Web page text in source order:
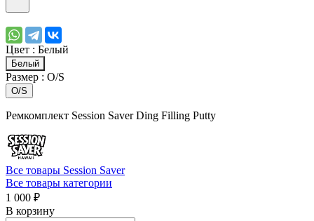
Цвет : Белый
Белый
Размер : O/S
O/S
Ремкомплект Session Saver Ding Filling Putty
Все товары Session Saver
Все товары категории
1 000 ₽
В корзину